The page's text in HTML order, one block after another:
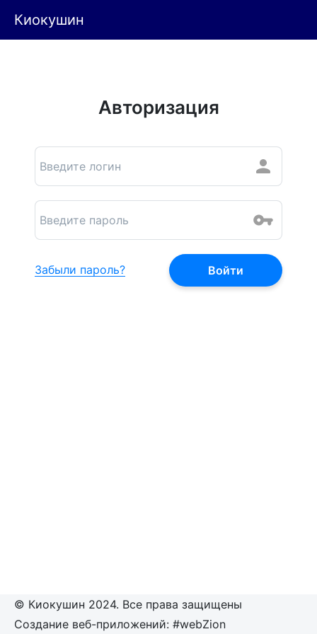
Киокушин
Авторизация
Забыли пароль?
© Киокушин 2024. Все права защищены
Создание веб-приложений: #webZion